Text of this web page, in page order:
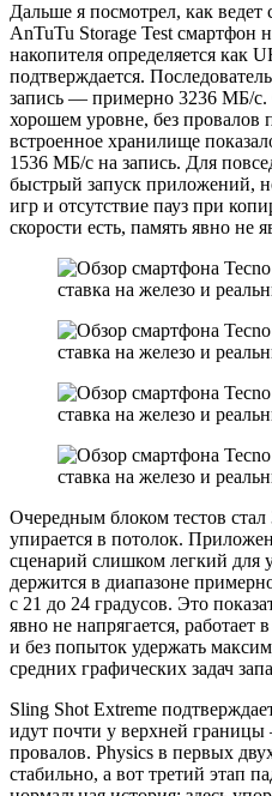
Дальше я посмотрел, как ведет
AnTuTu Storage Test смартфон
накопителя определяется как
подтверждается.
запись — примерно 3236 МБ/
хорошем уровне, без провалов
встроенное хранилище
1536 МБ/с на запись. Для
быстрый запуск приложений,
игр и отсутствие пауз при
скорости есть, память явно не
Очередным блоком тестов
упирается в потолок.
сценарий слишком легкий для
держится в диапазоне
с 21 до 24 градусов. Это
явно не напрягается,
и без попыток удержать
средних графических задач
Sling Shot Extreme
идут почти у верхней
провалов. Physics в первых
стабильно, а вот третий этап